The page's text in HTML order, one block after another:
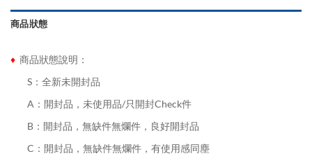
商品狀態
♦ 商品狀態說明：
S：全新未開封品
A：開封品，未使用品/只開封Check件
B：開封品，無缺件無爛件，良好開封品
C：開封品，無缺件無爛件，有使用感同塵